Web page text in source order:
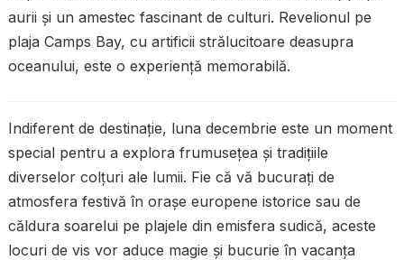
aurii și un amestec fascinant de culturi. Revelionul pe
plaja Camps Bay, cu artificii strălucitoare deasupra
oceanului, este o experiență memorabilă.
Indiferent de destinație, luna decembrie este un moment
special pentru a explora frumusețea și tradițiile
diverselor colțuri ale lumii. Fie că vă bucurați de
atmosfera festivă în orașe europene istorice sau de
căldura soarelui pe plajele din emisfera sudică, aceste
locuri de vis vor aduce magie și bucurie în vacanța